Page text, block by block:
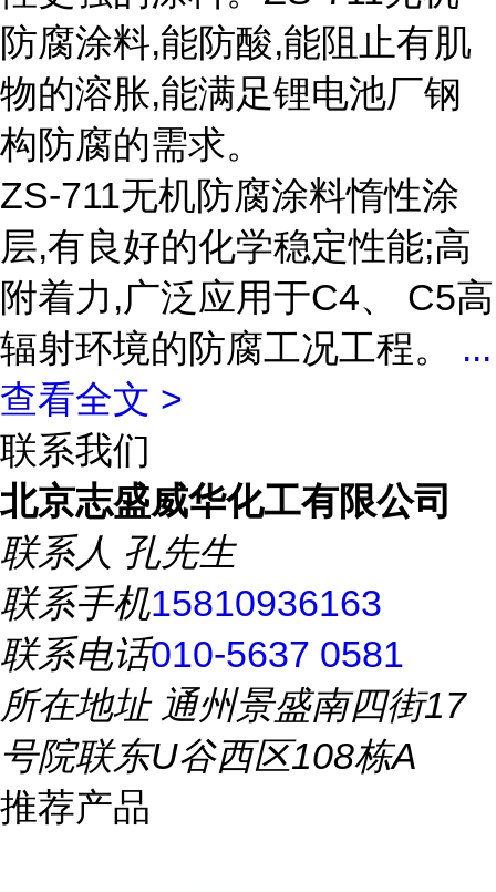
防腐涂料,能防酸,能阻止有肌
物的溶胀,能满足锂电池厂钢
构防腐的需求。
ZS-711无机防腐涂料惰性涂
层,有良好的化学稳定性能;高
附着力,广泛应用于C4、 C5高
辐射环境的防腐工况工程。 ...
查看全文 >
联系我们
北京志盛威华化工有限公司
联系人 孔先生
联系手机15810936163
联系电话010-5637 0581
所在地址通州景盛南四街17
号院联东U谷西区108栋A
推荐产品